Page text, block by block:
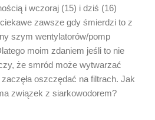
i wczoraj (15) i dziś (16)
zawsze gdy śmierdzi to z
szym wentylatorów/pomp
moim zdaniem jeśli to nie
że smród może wytwarzać
oszczędać na filtrach. Jak
związek z siarkowodorem?